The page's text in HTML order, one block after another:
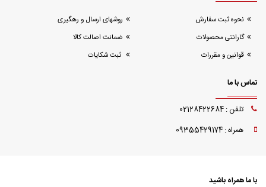
نحوه ثبت سفارش
روشهای ارسال و رهگیری
گارانتی محصولات
ضمانت اصالت کالا
قوانین و مقررات
ثبت شکایات
تماس با ما
تلفن : 02128422684
همراه : 09355429174
با ما همراه باشید